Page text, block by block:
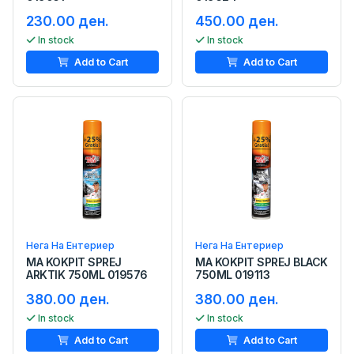
230.00 ден.
In stock
Add to Cart
450.00 ден.
In stock
Add to Cart
Нега На Ентериер
MA KOKPIT SPREJ
ARKTIK 750ML 019576
380.00 ден.
In stock
Add to Cart
Нега На Ентериер
MA KOKPIT SPREJ BLACK
750ML 019113
380.00 ден.
In stock
Add to Cart